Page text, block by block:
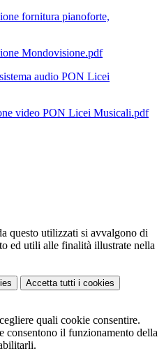
fornitura pianoforte,
Mondovisione.pdf
audio PON Licei
video PON Licei Musicali.pdf
questo utilizzati si avvalgono di
ed utili alle finalità illustrate nella
Accetta tutti i cookies
quali cookie consentire.
consentono il funzionamento della